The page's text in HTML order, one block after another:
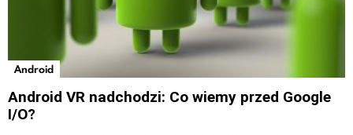
Android
Android VR nadchodzi: Co wiemy przed Google
I/O?